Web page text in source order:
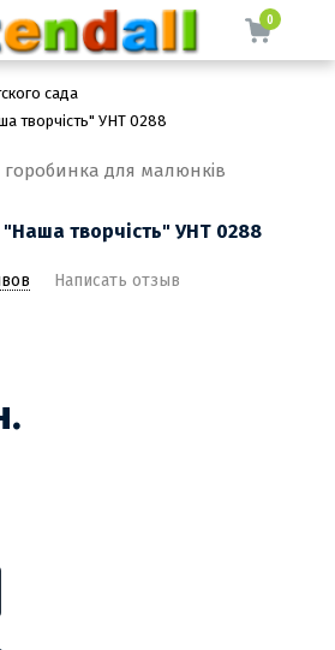
0
сада
творчість" УНТ 0288
творчість" УНТ 0288
Написать отзыв